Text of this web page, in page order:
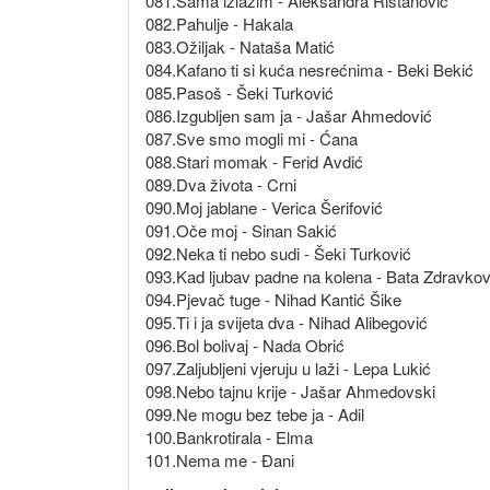
082.Pahulje - Hakala
083.Ožiljak - Nataša Matić
084.Kafano ti si kuća nesrećnima - Beki Bekić
085.Pasoš - Šeki Turković
086.Izgubljen sam ja - Jašar Ahmedović
087.Sve smo mogli mi - Ćana
088.Stari momak - Ferid Avdić
089.Dva života - Crni
090.Moj jablane - Verica Šerifović
091.Oče moj - Sinan Sakić
092.Neka ti nebo sudi - Šeki Turković
093.Kad ljubav padne na kolena - Bata
094.Pjevač tuge - Nihad Kantić Šike
095.Ti i ja svijeta dva - Nihad Alibegović
096.Bol bolivaj - Nada Obrić
097.Zaljubljeni vjeruju u laži - Lepa Lukić
098.Nebo tajnu krije - Jašar Ahmedovski
099.Ne mogu bez tebe ja - Adil
100.Bankrotirala - Elma
101.Nema me - Đani